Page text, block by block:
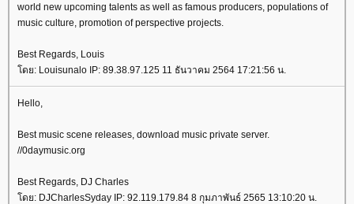
world new upcoming talents as well as famous producers, populations of
music culture, promotion of perspective projects.
Best Regards, Louis
ดย: Louisunalo IP: 89.38.97.125 11 ธันวาคม 2564 17:21:56 น.
Hello,
Best music scene releases, download music private server.
//0daymusic.org
Best Regards, DJ Charles
ดย: DJCharlesSyday IP: 92.119.179.84 8 กุมภาพันธ์ 2565 13:10:20 น.